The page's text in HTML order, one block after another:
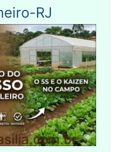
RJ